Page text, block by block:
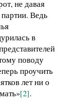
не давая
партии. Ведь
в
поводу
проучить
лет ни о
[2].